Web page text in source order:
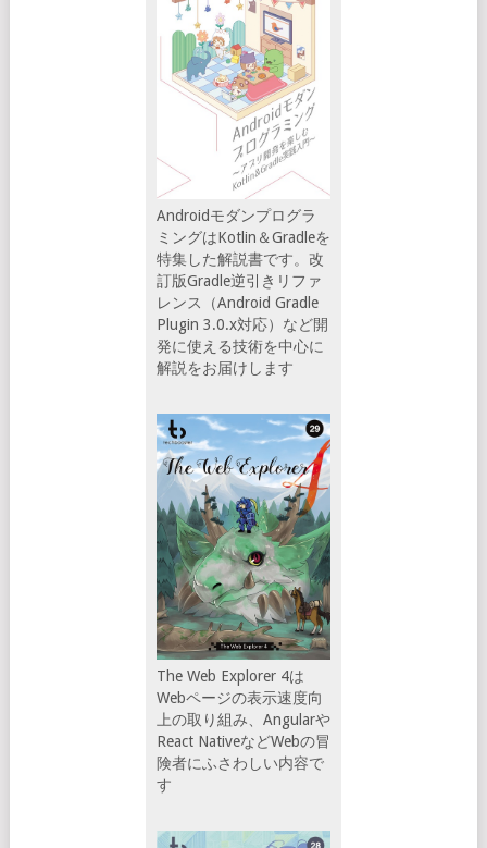
Androidモダンプログラ
ミングはKotlin＆Gradleを
特集した解説書です。改
訂版Gradle逆引きリファ
レンス（Android Gradle
Plugin 3.0.x対応）など開
発に使える技術を中心に
解説をお届けします
The Web Explorer 4は
Webページの表示速度向
上の取り組み、Angularや
React NativeなどWebの冒
険者にふさわしい内容で
す